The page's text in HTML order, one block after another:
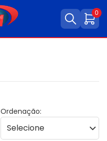
0
Ordenação: